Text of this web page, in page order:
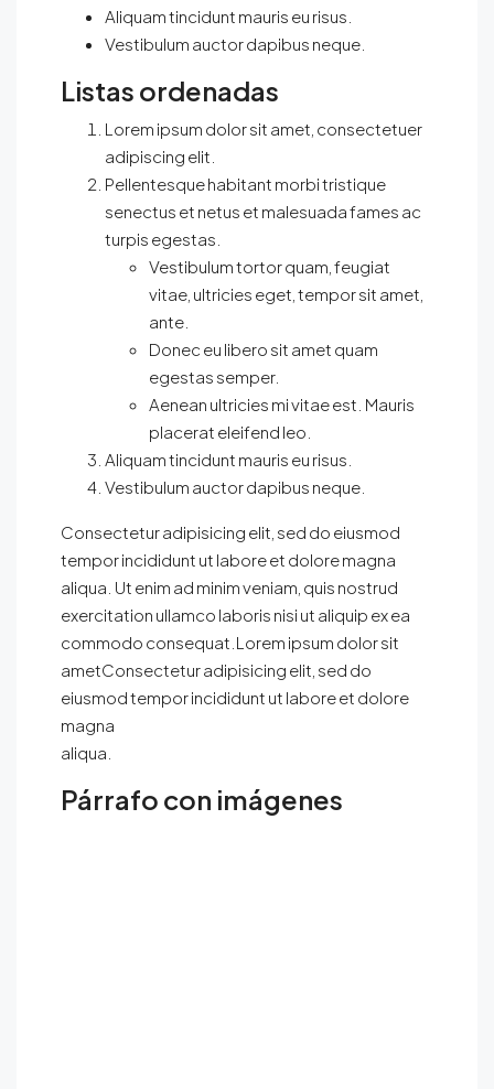
Aliquam tincidunt mauris eu risus.
Vestibulum auctor dapibus neque.
Listas ordenadas
Lorem ipsum dolor sit amet, consectetuer
adipiscing elit.
Pellentesque habitant morbi tristique
senectus et netus et malesuada fames ac
turpis egestas.
Vestibulum tortor quam, feugiat
vitae, ultricies eget, tempor sit amet,
ante.
Donec eu libero sit amet quam
egestas semper.
Aenean ultricies mi vitae est. Mauris
placerat eleifend leo.
Aliquam tincidunt mauris eu risus.
Vestibulum auctor dapibus neque.
Consectetur adipisicing elit, sed do eiusmod
tempor incididunt ut labore et dolore magna
aliqua. Ut enim ad minim veniam, quis nostrud
exercitation ullamco laboris nisi ut aliquip ex ea
commodo consequat.Lorem ipsum dolor sit
ametConsectetur adipisicing elit, sed do
eiusmod tempor incididunt ut labore et dolore
magna
aliqua.
Párrafo con imágenes